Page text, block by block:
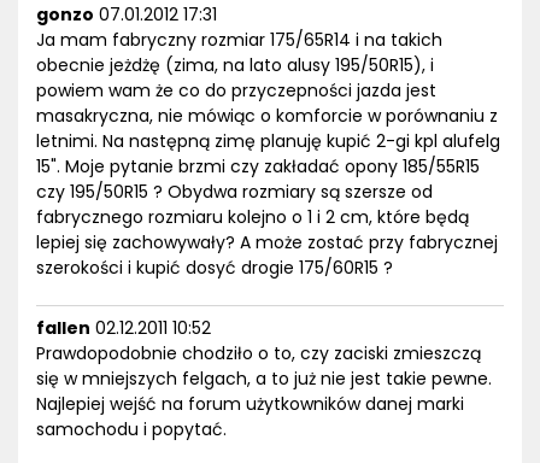
gonzo 07.01.2012 17:31
Ja mam fabryczny rozmiar 175/65R14 i na takich
obecnie jeżdżę (zima, na lato alusy 195/50R15), i
powiem wam że co do przyczepności jazda jest
masakryczna, nie mówiąc o komforcie w porównaniu z
letnimi. Na następną zimę planuję kupić 2-gi kpl alufelg
15". Moje pytanie brzmi czy zakładać opony 185/55R15
czy 195/50R15 ? Obydwa rozmiary są szersze od
fabrycznego rozmiaru kolejno o 1 i 2 cm, które będą
lepiej się zachowywały? A może zostać przy fabrycznej
szerokości i kupić dosyć drogie 175/60R15 ?
fallen 02.12.2011 10:52
Prawdopodobnie chodziło o to, czy zaciski zmieszczą
się w mniejszych felgach, a to już nie jest takie pewne.
Najlepiej wejść na forum użytkowników danej marki
samochodu i popytać.